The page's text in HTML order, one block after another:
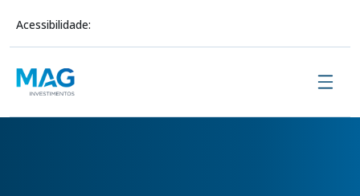
Acessibilidade: